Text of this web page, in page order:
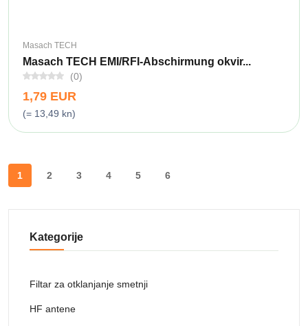
Masach TECH
Masach TECH EMI/RFI-Abschirmung okvir...
(0)
1,79 EUR
(= 13,49 kn)
1 2 3 4 5 6
Kategorije
Filtar za otklanjanje smetnji
HF antene